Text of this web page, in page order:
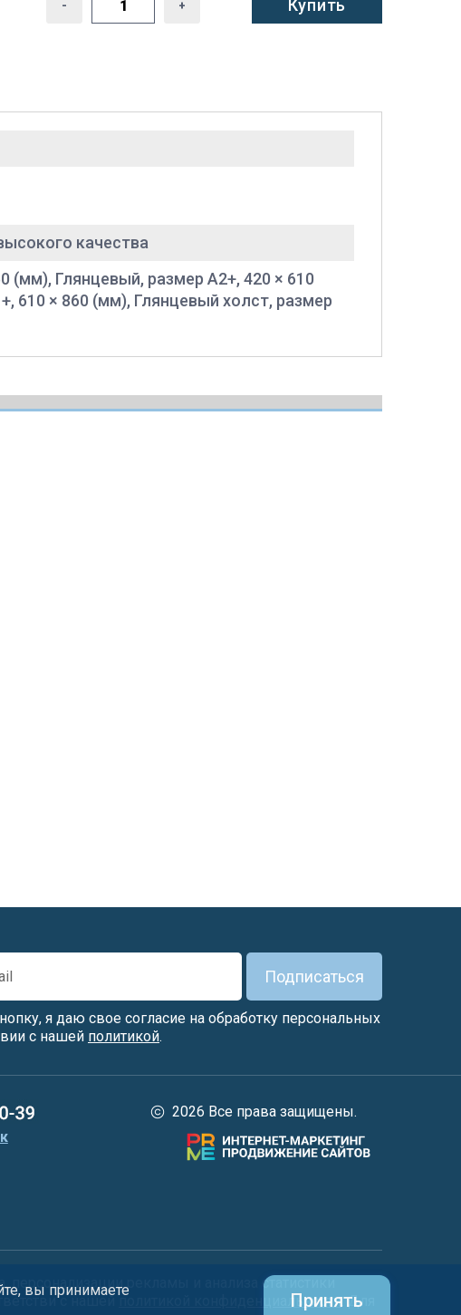
- + Купить
качества
(мм), Глянцевый, размер A2+, 420 × 610
610 × 860 (мм), Глянцевый холст, размер
Подписаться
я даю свое согласие на обработку персональных
с нашей политикой.
2026 Все права защищены.
рекламы и анализа статистики
с нашейполитикой конфиденциальности. Для
вы принимаете
Принять